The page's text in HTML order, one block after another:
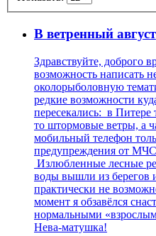
В ветренный август
Здравствуйте, доброго
возможность написать
околорыболовную
редкие возможности
пересекались: в
то штормовые ветры, а
мобильный телефон
предупреждения от
Излюбленные лесные
воды вышли из берегов
практически не
момент я обзавёлся
нормальными
Нева-матушка!